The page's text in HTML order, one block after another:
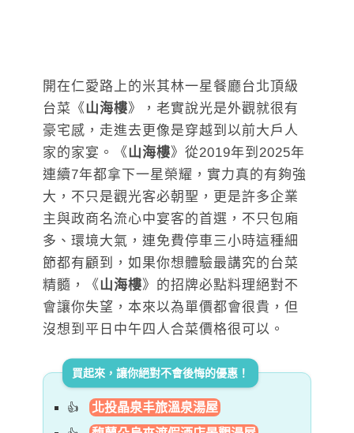
開在仁愛路上的米其林一星餐廳台北頂級
台菜《山海樓》，老實說光是外觀就很有
豪宅感，走進去更像是穿越到以前大戶人
家的家宴。《山海樓》從2019年到2025年
連續7年都拿下一星榮耀，實力真的有夠強
大，不只是觀光客必朝聖，更是許多企業
主與政商名流心中宴客的首選，不只包廂
多、環境大氣，連免費停車三小時這種細
節都有顧到，如果你想體驗最講究的台菜
精髓，《山海樓》的招牌必點料理絕對不
會讓你失望，本來以為單價都會很貴，但
沒想到平日中午四人合菜價格很可以。
買起來，讓你絕對不會後悔的優惠！
北投晶泉丰旅溫泉湯屋